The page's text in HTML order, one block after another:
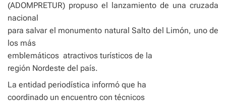
(ADOMPRETUR) propuso el lanzamiento de una cruzada
nacional
para salvar el monumento natural Salto del Limón, uno de
los más
emblemáticos atractivos turísticos de la
región Nordeste del país.
La entidad periodística informó que ha
coordinado un encuentro con técnicos